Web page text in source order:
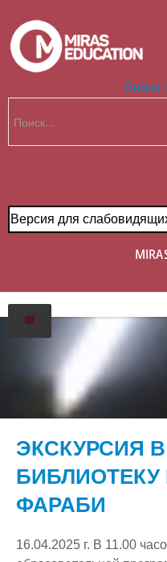
Select
Версия для
История
Лицензия и приложения
Свидетельства об
Специализированная
Организационная
Бонусные программы
Структура
Наши руководители
Комитет по делам
Отдел социальной и
Скидки
Студенту
Студенческая жизнь
F.A.Q.
ЭКСКУРСИЯ
ФАРАБИ
16.04.2025 г. В 11.00